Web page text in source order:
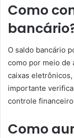
Como
O saldo bancário
como por meio de
caixas
importante
controle
Como